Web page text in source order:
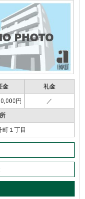
金 礼金
円 ／
町１丁目